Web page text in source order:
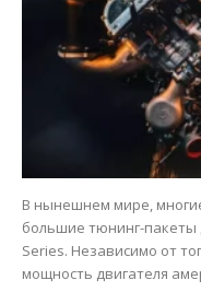
В нынешнем мире,
большие тюнинг-пакеты
Series. Независимо от
мощность двигателя